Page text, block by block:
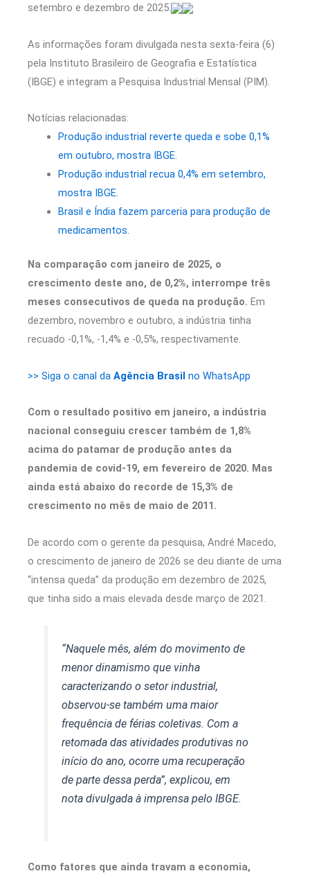
setembro e dezembro de 2025.
As informações foram divulgada nesta sexta-feira (6)
pela Instituto Brasileiro de Geografia e Estatística
(IBGE) e integram a Pesquisa Industrial Mensal (PIM).
Notícias relacionadas:
Produção industrial reverte queda e sobe 0,1%
em outubro, mostra IBGE.
Produção industrial recua 0,4% em setembro,
mostra IBGE.
Brasil e Índia fazem parceria para produção de
medicamentos.
Na comparação com janeiro de 2025, o
crescimento deste ano, de 0,2%, interrompe três
meses consecutivos de queda na produção. Em
dezembro, novembro e outubro, a indústria tinha
recuado -0,1%, -1,4% e -0,5%, respectivamente.
>> Siga o canal da Agência Brasil no WhatsApp
Com o resultado positivo em janeiro, a indústria
nacional conseguiu crescer também de 1,8%
acima do patamar de produção antes da
pandemia de covid-19, em fevereiro de 2020. Mas
ainda está abaixo do recorde de 15,3% de
crescimento no mês de maio de 2011.
De acordo com o gerente da pesquisa, André Macedo,
o crescimento de janeiro de 2026 se deu diante de uma
“intensa queda” da produção em dezembro de 2025,
que tinha sido a mais elevada desde março de 2021.
“Naquele mês, além do movimento de
menor dinamismo que vinha
caracterizando o setor industrial,
observou-se também uma maior
frequência de férias coletivas. Com a
retomada das atividades produtivas no
início do ano, ocorre uma recuperação
de parte dessa perda”, explicou, em
nota divulgada à imprensa pelo IBGE.
Como fatores que ainda travam a economia,